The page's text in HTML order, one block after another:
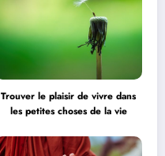
Trouver le plaisir de vivre dans
les petites choses de la vie